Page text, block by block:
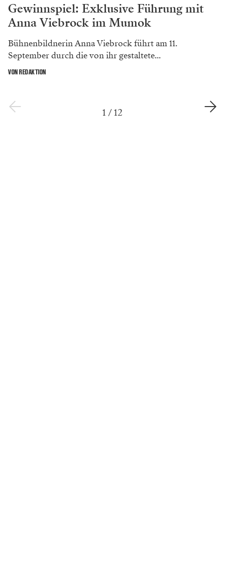
Gewinnspiel: Exklusive Führung mit
Anna Viebrock im Mumok
Bühnenbildnerin Anna Viebrock führt am 11.
September durch die von ihr gestaltete...
VON REDAKTION
1 /12